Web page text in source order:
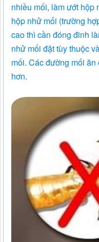
nhiều mối, làm ướt hộp
hộp nhử mối (trường
cao thì cần đóng đinh
nhử mối đặt tùy thuộc
mối. Các đường mối
hơn.